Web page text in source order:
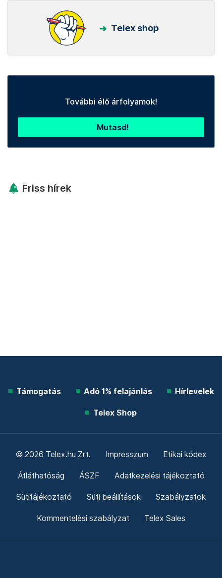
Telex shop
További élő árfolyamok!
Mutasd!
Friss hírek
Támogatás Adó 1% felajánlás Hírlevelek
Telex Shop
© 2026 Telex.hu Zrt. Impresszum Etikai kódex
Átláthatóság ÁSZF Adatkezelési tájékoztató
Sütitájékoztató Süti beállítások Szabályzatok
Kommentelési szabályzat Telex Sales